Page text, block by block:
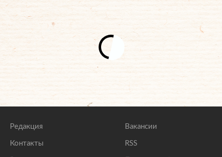
Редакция
Контакты
Вакансии
RSS